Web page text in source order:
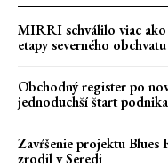
MIRRI schválilo viac
etapy severného
Obchodný register po
jednoduchší štart
Zavŕšenie projektu
zrodil v Seredi